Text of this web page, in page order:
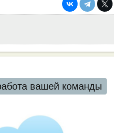
вашей команды